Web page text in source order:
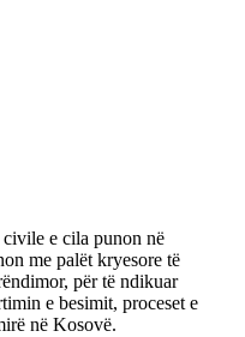
civile e cila punon në
me palët kryesore të
për të ndikuar
e besimit, proceset e
në Kosovë.